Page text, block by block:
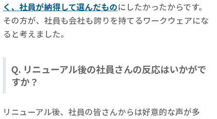
く、社員が納得して選んだものにしたかったからです。
その方が、社員も会社も誇りを持てるワークウェアにな
ると考えました。
Q. リニューアル後の社員さんの反応はいかがで
すか？
リニューアル後、社員の皆さんからは好意的な声が多